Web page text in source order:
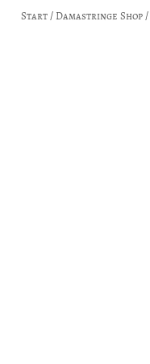
Start/ Damastringe Shop/